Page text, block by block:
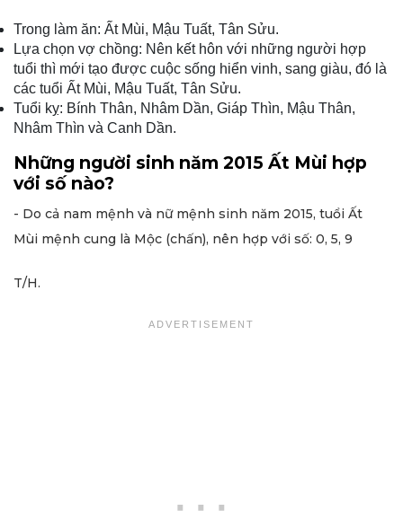
Trong làm ăn: Ất Mùi, Mậu Tuất, Tân Sửu.
Lựa chọn vợ chồng: Nên kết hôn với những người hợp
tuổi thì mới tạo được cuộc sống hiển vinh, sang giàu, đó là
các tuổi Ất Mùi, Mậu Tuất, Tân Sửu.
Tuổi kỵ: Bính Thân, Nhâm Dần, Giáp Thìn, Mậu Thân,
Nhâm Thìn và Canh Dần.
Những người sinh năm 2015 Ất Mùi hợp
với số nào?
- Do cả nam mệnh và nữ mệnh sinh năm 2015, tuổi Ất
Mùi mệnh cung là Mộc (chấn), nên hợp với số: 0, 5, 9
T/H.